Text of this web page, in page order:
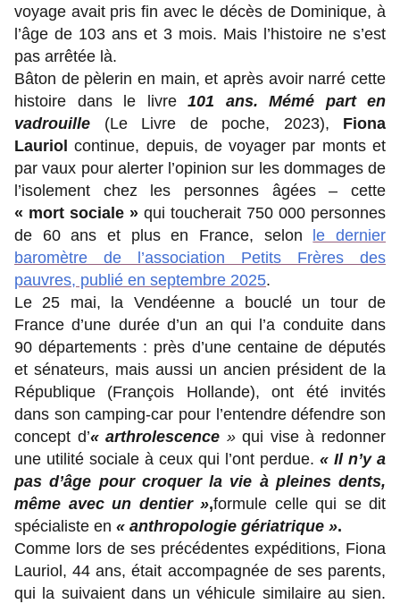
voyage avait pris fin avec le décès de Dominique, à
l’âge de 103 ans et 3 mois. Mais l’histoire ne s’est
pas arrêtée là.
Bâton de pèlerin en main, et après avoir narré cette
histoire dans le livre 101 ans. Mémé part en
vadrouille
(Le Livre de poche, 2023), Fiona
Lauriolcontinue, depuis, de voyager par monts et
par vaux pour alerter l’opinion sur les dommages de
l’isolement chez les personnes âgées – cette
« mort sociale » qui toucherait 750 000 personnes
de 60 ans et plus en France, selon
le dernier
baromètre de l’association Petits Frères des
pauvres, publié en septembre 2025.
Le 25 mai, la Vendéenne a bouclé un tour de
France d’une durée d’un an qui l’a conduite dans
90 départements : près d’une centaine de députés
et sénateurs, mais aussi un ancien président de la
République (François Hollande), ont été invités
dans son camping-car pour l’entendre défendre son
concept d’« arthrolescence »qui vise à redonner
une utilité sociale à ceux qui l’ont perdue. « Il n’y a
pas d’âge pour croquer la vie à pleines dents,
même avec un dentier »,formule celle qui se dit
spécialiste en « anthropologie gériatrique ».
Comme lors de ses précédentes expéditions, Fiona
Lauriol, 44 ans, était accompagnée de ses parents,
qui la suivaient dans un véhicule similaire au sien.